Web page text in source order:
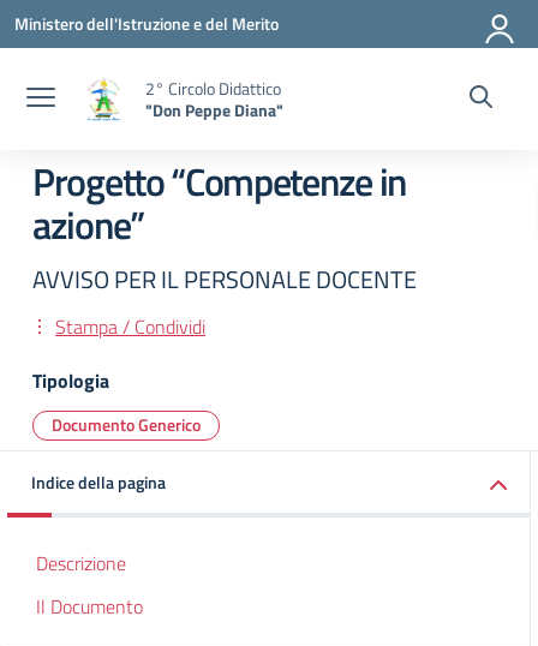
Vai ai contenuti
Vai al menu di navigazione
Vai al footer
Ministero dell'Istruzione e del Merito
2° Circolo Didattico
"Don Peppe Diana"
Progetto “Competenze in
azione”
AVVISO PER IL PERSONALE DOCENTE
Stampa / Condividi
Tipologia
Documento Generico
Indice della pagina
Descrizione
Il Documento